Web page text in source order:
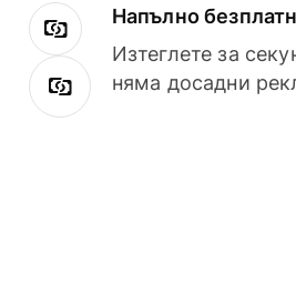
Напълно
Изтеглете за
няма досадни